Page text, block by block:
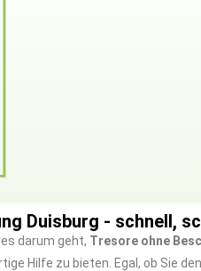
Duisburg - schnell,
darum geht, Tresore ohne
Hilfe zu bieten. Egal, ob Sie